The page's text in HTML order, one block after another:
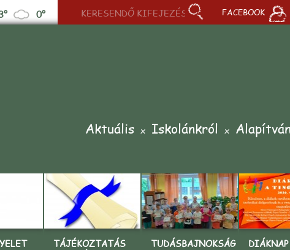
0° FACEBOOK
Aktuális Iskolánkról
TÁJÉKOZTATÁS
TUDÁSBAJNOKSÁG
DIÁKNAP